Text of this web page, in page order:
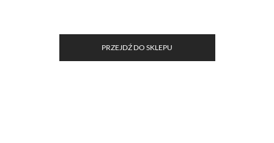
PRZEJDŹ DO SKLEPU